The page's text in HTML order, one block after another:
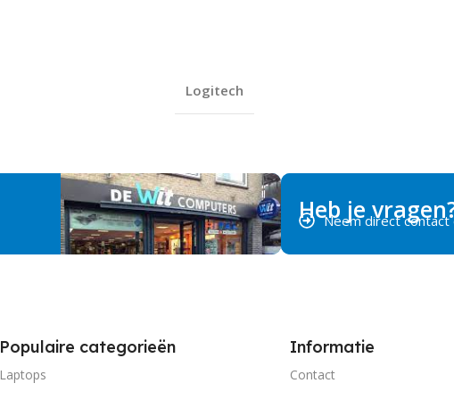
Logitech
Heb je
Neem direct contact
Populaire categorieën
Laptops
Informatie
Contact